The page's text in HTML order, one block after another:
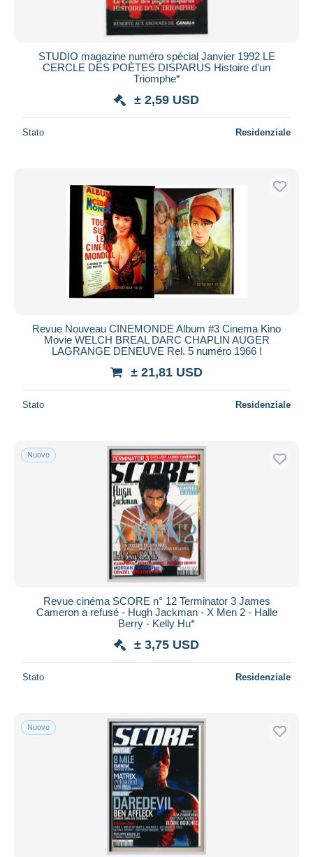
STUDIO magazine numéro spécial Janvier 1992 LE
CERCLE DES POÈTES DISPARUS Histoire d'un
Triomphe*
± 2,59 USD
Stato Residenziale
Revue Nouveau CINEMONDE Album #3 Cinema Kino
Movie WELCH BREAL DARC CHAPLIN AUGER
LAGRANGE DENEUVE Rel. 5 numéro 1966 !
± 21,81 USD
Stato Residenziale
Nuovo
Revue cinéma SCORE n° 12 Terminator 3 James
Cameron a refusé - Hugh Jackman - X Men 2 - Halle
Berry - Kelly Hu*
± 3,75 USD
Stato Residenziale
Nuovo